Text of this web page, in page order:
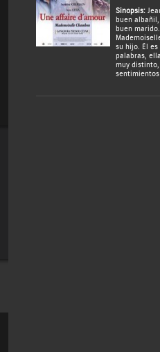
Sinopsis:
buen
buen
su hijo. Él
palabras,
muy